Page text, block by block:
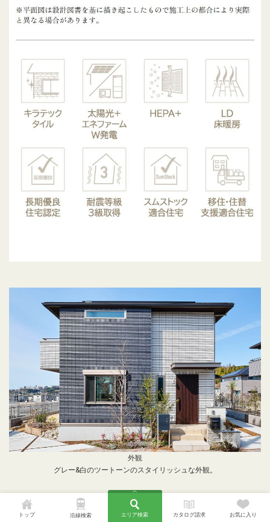
トップ 沿線検索 エリア検索 カタログ請求 お気に入り
外観
グレー&白のツートーンのスタイリッシュな外観。